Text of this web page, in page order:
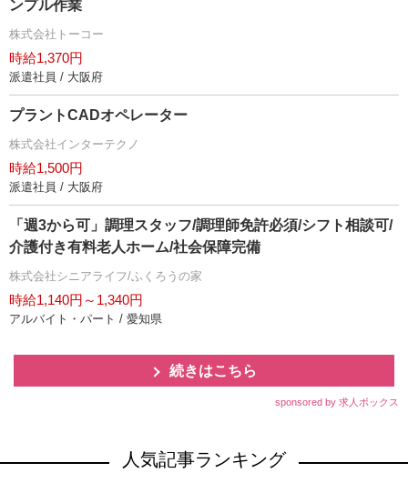
ンプル作業
株式会社トーコー
時給1,370円
派遣社員 / 大阪府
プラントCADオペレーター
株式会社インターテクノ
時給1,500円
派遣社員 / 大阪府
「週3から可」調理スタッフ/調理師免許必須/シフト相談可/
介護付き有料老人ホーム/社会保障完備
株式会社シニアライフ/ふくろうの家
時給1,140円～1,340円
アルバイト・パート / 愛知県
続きはこちら
sponsored by 求人ボックス
人気記事ランキング